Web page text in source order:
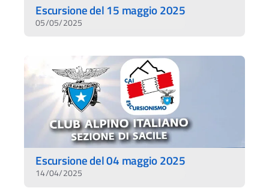
Escursione del 15 maggio 2025
05/05/2025
Escursione del 04 maggio 2025
14/04/2025